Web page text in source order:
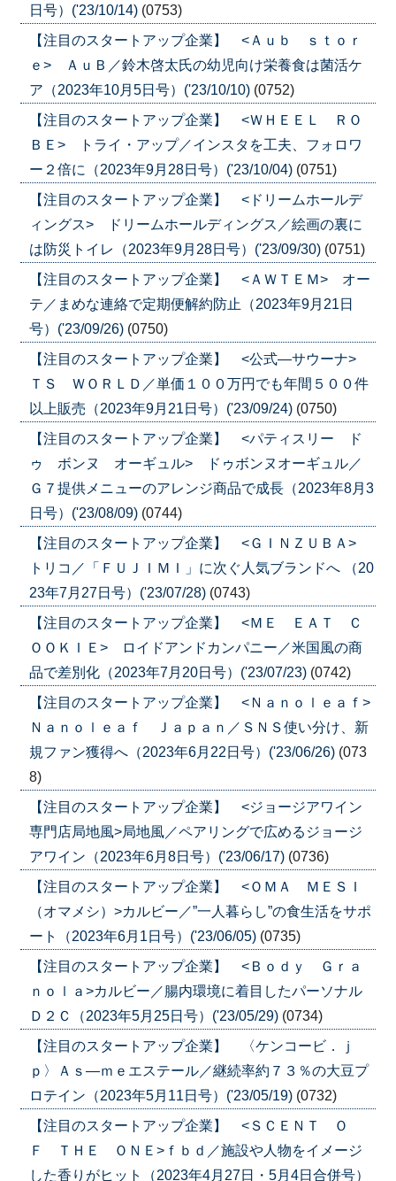
日号）('23/10/14) (0753)
【注目のスタートアップ企業】 <Ａｕｂ ｓｔｏｒ
ｅ> ＡｕＢ／鈴木啓太氏の幼児向け栄養食は菌活ケ
ア（2023年10月5日号）('23/10/10) (0752)
【注目のスタートアップ企業】 <ＷＨＥＥＬ ＲＯ
ＢＥ> トライ・アップ／インスタを工夫、フォロワ
ー２倍に（2023年9月28日号）('23/10/04) (0751)
【注目のスタートアップ企業】 <ドリームホールデ
ィングス> ドリームホールディングス／絵画の裏に
は防災トイレ（2023年9月28日号）('23/09/30) (0751)
【注目のスタートアップ企業】 <ＡＷＴＥＭ> オー
テ／まめな連絡で定期便解約防止（2023年9月21日
号）('23/09/26) (0750)
【注目のスタートアップ企業】 <公式―サウーナ>
ＴＳ ＷＯＲＬＤ／単価１００万円でも年間５００件
以上販売（2023年9月21日号）('23/09/24) (0750)
【注目のスタートアップ企業】 <パティスリー ド
ゥ ボンヌ オーギュル> ドゥボンヌオーギュル／
Ｇ７提供メニューのアレンジ商品で成長（2023年8月3
日号）('23/08/09) (0744)
【注目のスタートアップ企業】 <ＧＩＮＺＵＢＡ>
トリコ／「ＦＵＪＩＭＩ」に次ぐ人気ブランドへ （20
23年7月27日号）('23/07/28) (0743)
【注目のスタートアップ企業】 <ＭＥ ＥＡＴ Ｃ
ＯＯＫＩＥ> ロイドアンドカンパニー／米国風の商
品で差別化（2023年7月20日号）('23/07/23) (0742)
【注目のスタートアップ企業】 <Ｎａｎｏｌｅａｆ>
Ｎａｎｏｌｅａｆ Ｊａｐａｎ／ＳＮＳ使い分け、新
規ファン獲得へ（2023年6月22日号）('23/06/26) (073
8)
【注目のスタートアップ企業】 <ジョージアワイン
専門店局地風>局地風／ペアリングで広めるジョージ
アワイン（2023年6月8日号）('23/06/17) (0736)
【注目のスタートアップ企業】 <ＯＭＡ ＭＥＳＩ
（オマメシ）>カルビー／”一人暮らし”の食生活をサポ
ート（2023年6月1日号）('23/06/05) (0735)
【注目のスタートアップ企業】 <Ｂｏｄｙ Ｇｒａ
ｎｏｌａ>カルビー／腸内環境に着目したパーソナル
Ｄ２Ｃ（2023年5月25日号）('23/05/29) (0734)
【注目のスタートアップ企業】 〈ケンコービ．ｊ
ｐ〉Ａｓ―ｍｅエステール／継続率約７３％の大豆プ
ロテイン（2023年5月11日号）('23/05/19) (0732)
【注目のスタートアップ企業】 <ＳＣＥＮＴ Ｏ
Ｆ ＴＨＥ ＯＮＥ>ｆｂｄ／施設や人物をイメージ
した香りがヒット（2023年4月27日・5月4日合併号）